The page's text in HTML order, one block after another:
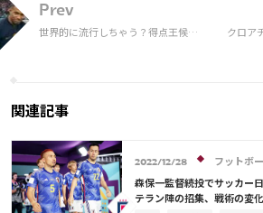
Prev
世界的に流行しちゃう？得点王候
クロア
関連記事
2022/12/28
フットボ
森保一監督続投でサッカー
テラン陣の招集、戦術の変